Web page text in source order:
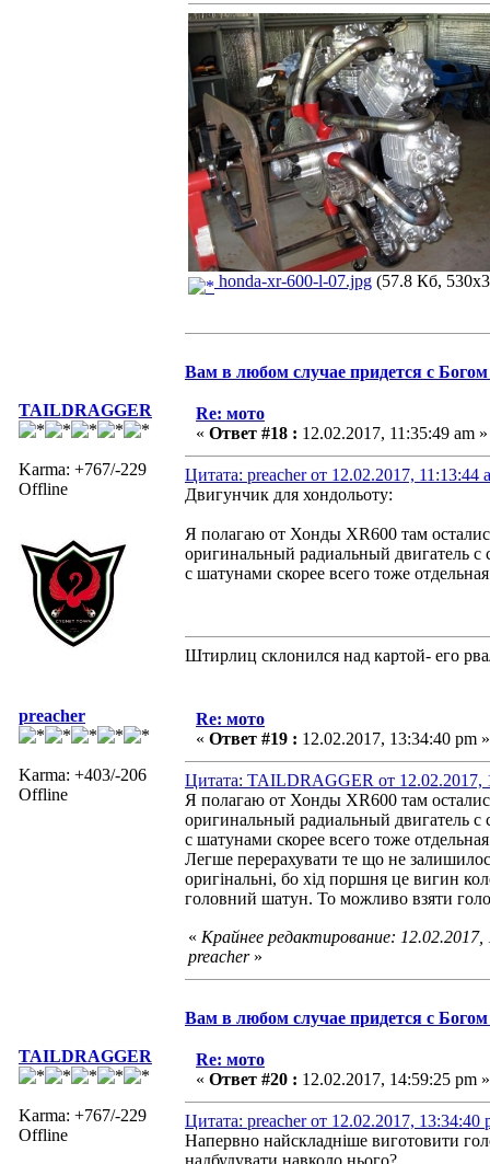
honda-xr-600-l-07.jpg (57.8 Кб,
Вам в любом случае придется с
TAILDRAGGER
Karma: +767/-229
Offline
Re: мото
« Ответ #18 : 12.02.2017, 11:35:49 am »
Цитата: preacher от 12.02.2017, 11:13:44
Двигунчик для хондольоту:
Я полагаю от Хонды XR600 там
оригинальный радиальный двигатель
с шатунами скорее всего тоже
Штирлиц склонился над картой- его
preacher
Karma: +403/-206
Offline
Re: мото
« Ответ #19 : 12.02.2017, 13:34:40 pm »
Цитата: TAILDRAGGER от 12.02.2017,
Я полагаю от Хонды XR600 там
оригинальный радиальный двигатель
с шатунами скорее всего тоже
Легше перерахувати те що не
оригінальні, бо хід поршня це вигин
головний шатун. То можливо взяти
« Крайнее редактирование:
preacher»
Вам в любом случае придется с
TAILDRAGGER
Karma: +767/-229
Offline
Re: мото
« Ответ #20 : 12.02.2017, 14:59:25 pm »
Цитата: preacher от 12.02.2017, 13:34:40
Напервно найскладніше виготовити
надбудувати навколо нього?